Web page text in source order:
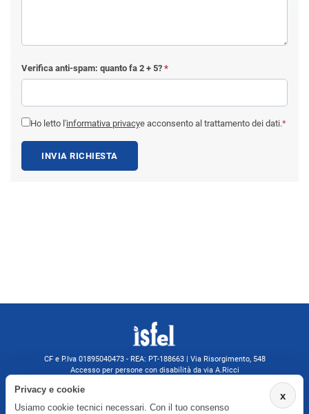
Verifica anti-spam: quanto fa 2 + 5? *
Ho letto l'informativa privacye acconsento al trattamento dei dati.*
INVIA RICHIESTA
CF e P.Iva 01895040473 - REA: PT-188663 | Via Risorgimento, 548
Accesso per persone con disabilità da via A.Ricci
isfel@pec.it
x
Privacy e cookie
Usiamo cookie tecnici necessari. Con il tuo consenso